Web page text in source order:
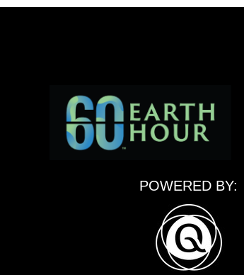
POWERED BY: